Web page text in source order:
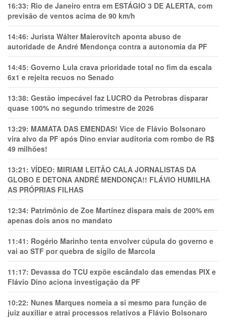
16:33: Rio de Janeiro entra em ESTÁGIO 3 DE ALERTA, com
previsão de ventos acima de 90 km/h
14:46: Jurista Wálter Maierovitch aponta abuso de
autoridade de André Mendonça contra a autonomia da PF
14:45: Governo Lula crava prioridade total no fim da escala
6x1 e rejeita recuos no Senado
13:38: Gestão impecável faz LUCRO da Petrobras disparar
quase 100% no segundo trimestre de 2026
13:29: MAMATA DAS EMENDAS! Vice de Flávio Bolsonaro
vira alvo da PF após Dino enviar auditoria com rombo de R$
49 milhões!
13:21: VÍDEO: MIRIAM LEITÃO CALA JORNALISTAS DA
GLOBO E DETONA ANDRÉ MENDONÇA!! FLÁVIO HUMILHA
AS PRÓPRIAS FILHAS
12:34: Patrimônio de Zoe Martínez dispara mais de 200% em
apenas dois anos no mandato
11:41: Rogério Marinho tenta envolver cúpula do governo e
vai ao STF por quebra de sigilo de Marcola
11:17: Devassa do TCU expõe escândalo das emendas PIX e
Flávio Dino aciona investigação da PF
10:22: Nunes Marques nomeia a si mesmo para função de
juiz auxiliar e atrai processos relativos a Flávio Bolsonaro